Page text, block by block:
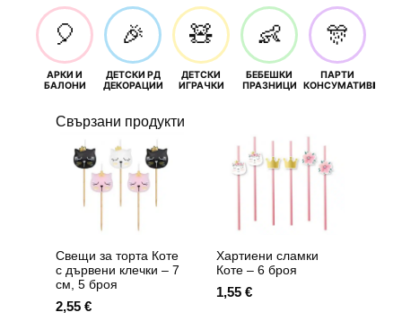
🎈
АРКИ И
БАЛОНИ
🎉
ДЕТСКИ РД
ДЕКОРАЦИИ
🧸
ДЕТСКИ
ИГРАЧКИ
👶
БЕБЕШКИ
ПРАЗНИЦИ
🎊
ПАРТИ
КОНСУМАТИВИ
Свързани продукти
Свещи за торта Коте
с дървени клечки – 7
см, 5 броя
2,55 €
Хартиени сламки
Коте – 6 броя
1,55 €